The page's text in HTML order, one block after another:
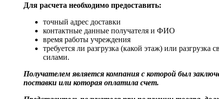
Для расчета необходимо предоставить:
точный адрес доставки
контактные данные получателя и ФИО
время работы учреждения
требуется ли разгрузка (какой этаж) или разгрузка
силами.
Получателем является компания с которой был
поставки или которая оплатила счет.